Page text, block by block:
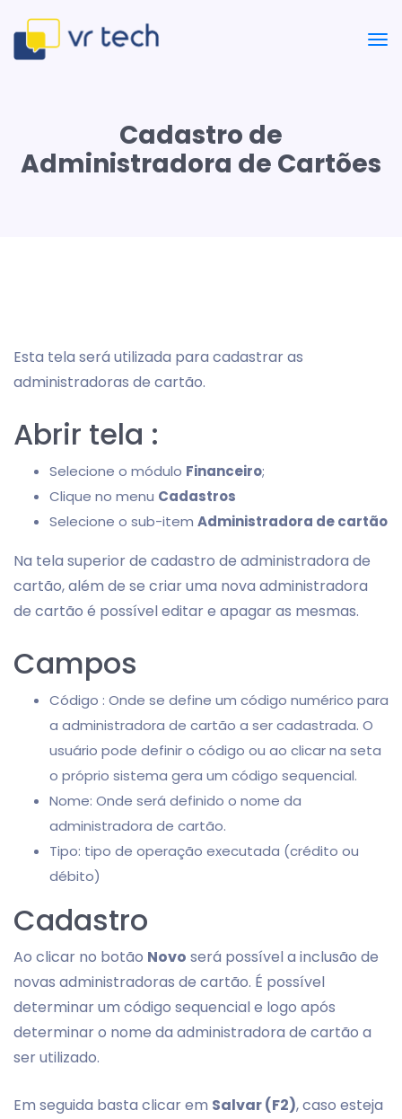
Cadastro de
Administradora de Cartões
Esta tela será utilizada para cadastrar as
administradoras de cartão.
Abrir tela :
Selecione o módulo Financeiro;
Clique no menu Cadastros
Selecione o sub-item Administradora de cartão
Na tela superior de cadastro de administradora de
cartão, além de se criar uma nova administradora
de cartão é possível editar e apagar as mesmas.
Campos
Código : Onde se define um código numérico para
a administradora de cartão a ser cadastrada. O
usuário pode definir o código ou ao clicar na seta
o próprio sistema gera um código sequencial.
Nome: Onde será definido o nome da
administradora de cartão.
Tipo: tipo de operação executada (crédito ou
débito)
Cadastro
Ao clicar no botão Novo será possível a inclusão de
novas administradoras de cartão. É possível
determinar um código sequencial e logo após
determinar o nome da administradora de cartão a
ser utilizado.
Em seguida basta clicar em Salvar (F2), caso esteja